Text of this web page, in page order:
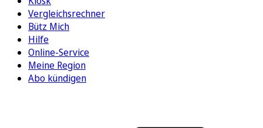
Vergleichsrechner
Bütz Mich
Hilfe
Online-Service
Meine Region
Abo kündigen